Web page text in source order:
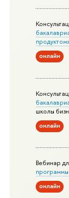
онлайн
школы
онлайн
Вебинар
онлайн